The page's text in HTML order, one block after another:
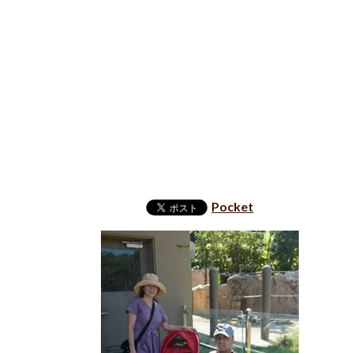
Pocket